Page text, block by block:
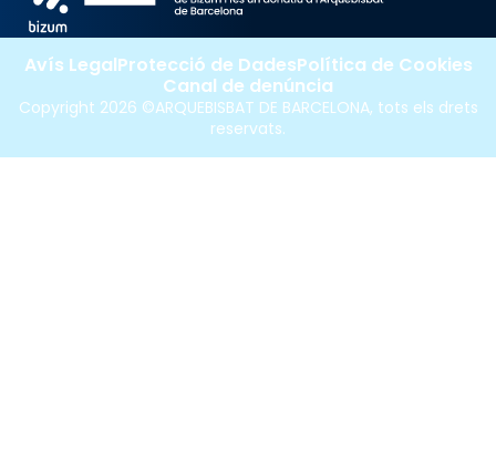
Copyright 2026 ©ARQUEBISBAT DE BARCELONA, tots els drets
reservats.
Avís LegalProtecció de DadesPolítica de Cookies
Canal de denúncia